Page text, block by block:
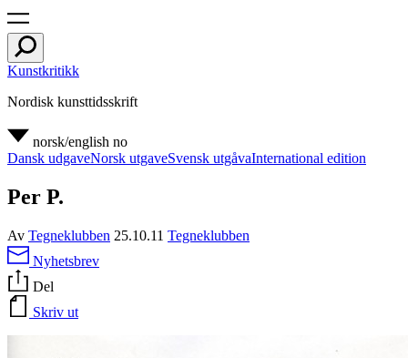
Kunstkritikk
Nordisk kunsttidsskrift
norsk/english no
Dansk udgaveNorsk utgaveSvensk utgåvaInternational edition
Per P.
Av Tegneklubben 25.10.11 Tegneklubben
Nyhetsbrev
Del
Skriv ut